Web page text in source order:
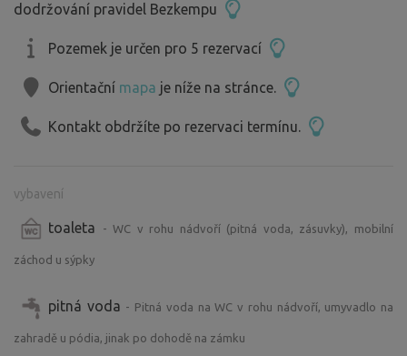
dodržování pravidel Bezkempu
Pozemek je určen pro 5 rezervací
Orientační mapa je níže na stránce.
Kontakt obdržíte po rezervaci termínu.
vybavení
toaleta - WC v rohu nádvoří (pitná voda, zásuvky), mobilní
záchod u sýpky
pitná voda - Pitná voda na WC v rohu nádvoří, umyvadlo na
zahradě u pódia, jinak po dohodě na zámku